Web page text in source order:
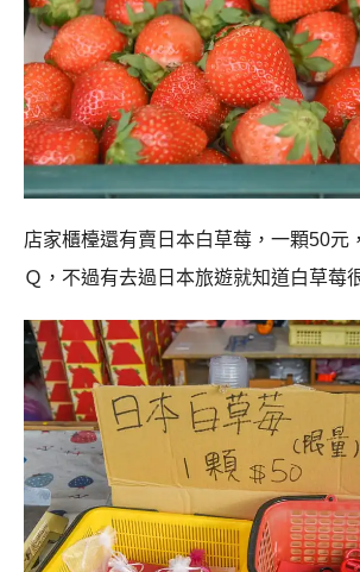
店家櫃檯還有賣日本白草莓，一顆50元
Ｑ，不過有去過日本旅遊就知道白草莓